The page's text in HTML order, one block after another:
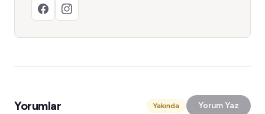
Yorumlar Yakında Yorum Yaz